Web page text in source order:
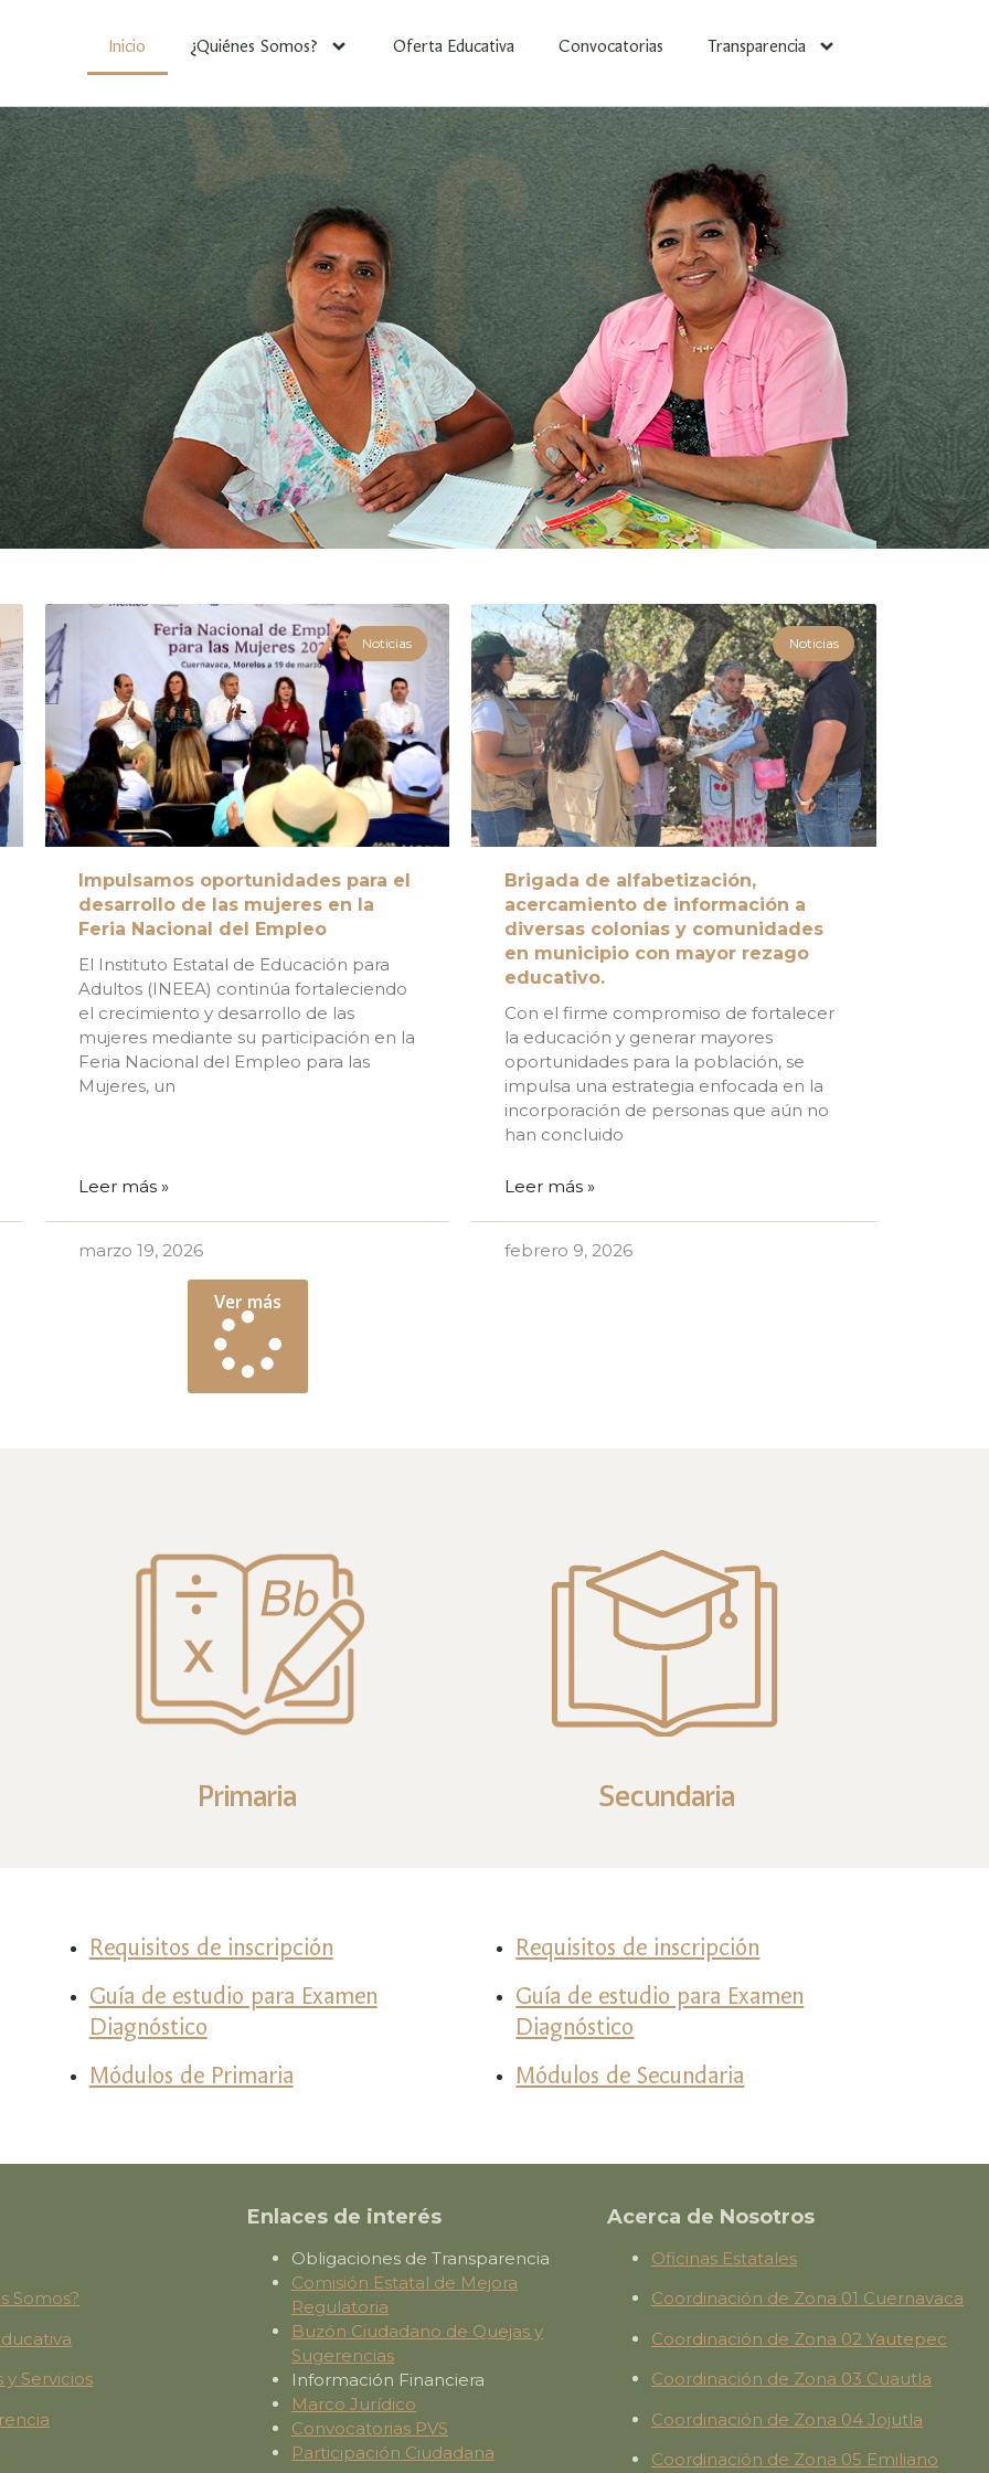
Inicio ¿Quiénes Somos? Oferta Educativa Convocatorias Transparencia
para
servicios
y secundaria para
a la atención
la participación
Nuestros
gratuitos y
Noticias
Impulsamos oportunidades para el
desarrollo de las mujeres en la
Feria Nacional del Empleo
El Instituto Estatal de Educación para
Adultos (INEEA) continúa fortaleciendo
el crecimiento y desarrollo de las
mujeres mediante su participación en la
Feria Nacional del Empleo para las
Mujeres, un
Leer más »
marzo 19, 2026
Noticias
Brigada de alfabetización,
acercamiento de información a
diversas colonias y comunidades
en municipio con mayor rezago
educativo.
Con el firme compromiso de fortalecer
la educación y generar mayores
oportunidades para la población, se
impulsa una estrategia enfocada en la
incorporación de personas que aún no
han concluido
Leer más »
febrero 9, 2026
Ver más
Primaria Secundaria
Requisitos de inscripción
Guía de estudio para Examen
Diagnóstico
Módulos de Primaria
Requisitos de inscripción
Guía de estudio para Examen
Diagnóstico
Módulos de Secundaria
Somos?
y Servicios
Enlaces de interés
Obligaciones de Transparencia
Comisión Estatal de Mejora
Regulatoria
Buzón Ciudadano de Quejas y
Sugerencias
Información Financiera
Marco Jurídico
Convocatorias PVS
Participación Ciudadana
Acerca de Nosotros
Oficinas Estatales
Coordinación de Zona 01 Cuernavaca
Coordinación de Zona 02 Yautepec
Coordinación de Zona 03 Cuautla
Coordinación de Zona 04 Jojutla
Coordinación de Zona 05 Emiliano